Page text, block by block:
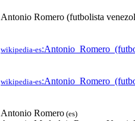
Antonio Romero (futbolista
wikipedia-es
wikipedia-es
Antonio Romero (es)